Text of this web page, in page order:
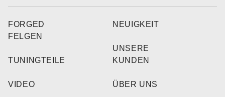
FORGED
FELGEN
TUNINGTEILE
VIDEO
NEUIGKEIT
UNSERE
KUNDEN
ÜBER UNS